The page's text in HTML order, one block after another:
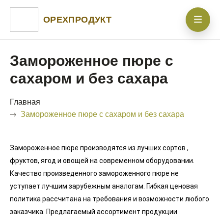
ОРЕХПРОДУКТ
Замороженное пюре с
сахаром и без сахара
Главная
Замороженное пюре с сахаром и без сахара
Замороженное пюре производятся из лучших сортов ,
фруктов, ягод и овощей на современном оборудовании.
Качество произведенного замороженного пюре не
уступает лучшим зарубежным аналогам. Гибкая ценовая
политика рассчитана на требования и возможности любого
заказчика. Предлагаемый ассортимент продукции